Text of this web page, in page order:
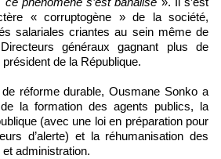
« corruptogène » de la société,
salariales criantes au sein même de
généraux gagnant plus de
de la République.
réforme durable, Ousmane Sonko a
la formation des agents publics, la
(avec une loi en préparation pour
d’alerte) et la réhumanisation des
administration.